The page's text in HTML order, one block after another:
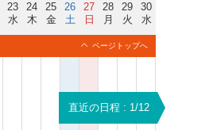
23
水
24
木
25
金
26
土
27
日
28
月
29
火
30
水
ページトップへ
直近の日程 : 1/12